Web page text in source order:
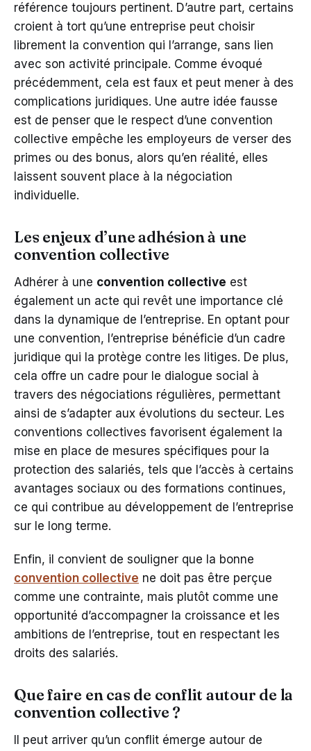
référence toujours pertinent. D’autre part, certains
croient à tort qu’une entreprise peut choisir
librement la convention qui l’arrange, sans lien
avec son activité principale. Comme évoqué
précédemment, cela est faux et peut mener à des
complications juridiques. Une autre idée fausse
est de penser que le respect d’une convention
collective empêche les employeurs de verser des
primes ou des bonus, alors qu’en réalité, elles
laissent souvent place à la négociation
individuelle.
Les enjeux d’une adhésion à une
convention collective
Adhérer à une convention collective est
également un acte qui revêt une importance clé
dans la dynamique de l’entreprise. En optant pour
une convention, l’entreprise bénéficie d’un cadre
juridique qui la protège contre les litiges. De plus,
cela offre un cadre pour le dialogue social à
travers des négociations régulières, permettant
ainsi de s’adapter aux évolutions du secteur. Les
conventions collectives favorisent également la
mise en place de mesures spécifiques pour la
protection des salariés, tels que l’accès à certains
avantages sociaux ou des formations continues,
ce qui contribue au développement de l’entreprise
sur le long terme.
Enfin, il convient de souligner que la bonne
convention collective ne doit pas être perçue
comme une contrainte, mais plutôt comme une
opportunité d’accompagner la croissance et les
ambitions de l’entreprise, tout en respectant les
droits des salariés.
Que faire en cas de conflit autour de la
convention collective ?
Il peut arriver qu’un conflit émerge autour de